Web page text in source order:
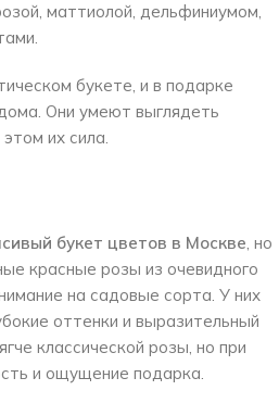
маттиолой, дельфиниумом,
букете, и в подарке
Они умеют выглядеть
их сила.
букет цветов в Москве, но
красные розы из очевидного
на садовые сорта. У них
оттенки и выразительный
классической розы, но при
и ощущение подарка.